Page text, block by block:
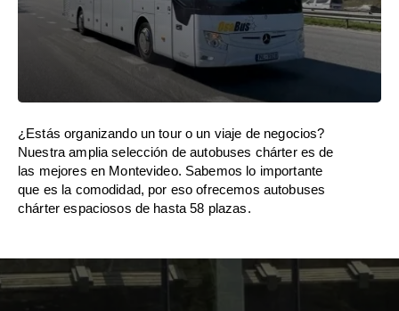
¿Estás organizando un tour o un viaje de negocios?
Nuestra amplia selección de autobuses chárter es de
las mejores en Montevideo. Sabemos lo importante
que es la comodidad, por eso ofrecemos autobuses
chárter espaciosos de hasta 58 plazas.